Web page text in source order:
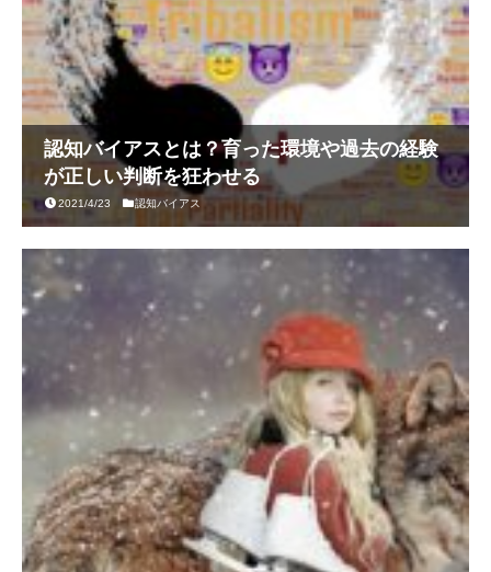
認知バイアスとは？育った環境や過去の経験
が正しい判断を狂わせる
2021/4/23 認知バイアス